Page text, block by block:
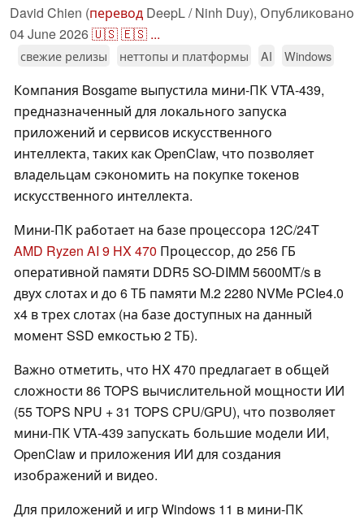
David Chien (перевод DeepL / Ninh Duy), Опубликовано
04 June 2026🇺🇸🇪🇸 ...
свежие релизы неттопы и платформы AI Windows
Компания Bosgame выпустила мини-ПК VTA-439,
предназначенный для локального запуска
приложений и сервисов искусственного
интеллекта, таких как OpenClaw, что позволяет
владельцам сэкономить на покупке токенов
искусственного интеллекта.
Мини-ПК работает на базе процессора 12C/24T
AMD Ryzen AI 9 HX 470 Процессор, до 256 ГБ
оперативной памяти DDR5 SO-DIMM 5600MT/s в
двух слотах и до 6 ТБ памяти M.2 2280 NVMe PCIe4.0
x4 в трех слотах (на базе доступных на данный
момент SSD емкостью 2 ТБ).
Важно отметить, что HX 470 предлагает в общей
сложности 86 TOPS вычислительной мощности ИИ
(55 TOPS NPU + 31 TOPS CPU/GPU), что позволяет
мини-ПК VTA-439 запускать большие модели ИИ,
OpenClaw и приложения ИИ для создания
изображений и видео.
Для приложений и игр Windows 11 в мини-ПК